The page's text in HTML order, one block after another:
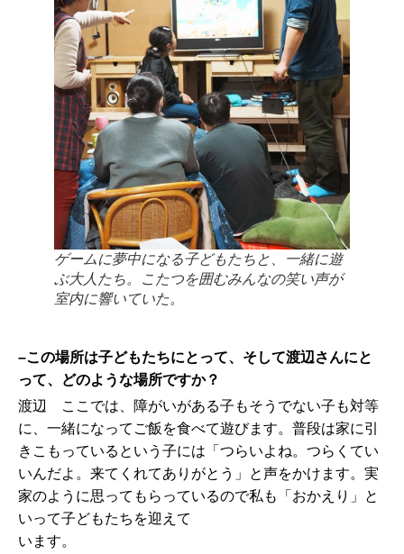
ゲームに夢中になる子どもたちと、一緒に遊
ぶ大人たち。こたつを囲むみんなの笑い声が
室内に響いていた。
–この場所は子どもたちにとって、そして渡辺さんにと
って、どのような場所ですか？
渡辺 ここでは、障がいがある子もそうでない子も対等
に、一緒になってご飯を食べて遊びます。普段は家に引
きこもっているという子には「つらいよね。つらくてい
いんだよ。来てくれてありがとう」と声をかけます。実
家のように思ってもらっているので私も「おかえり」と
いって子どもたちを迎えて
います。